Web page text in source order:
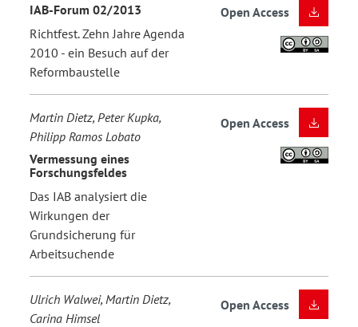
IAB-Forum 02/2013
Richtfest. Zehn Jahre Agenda
2010 - ein Besuch auf der
Reformbaustelle
Open Access
Martin Dietz, Peter Kupka,
Philipp Ramos Lobato
Vermessung eines
Forschungsfeldes
Das IAB analysiert die
Wirkungen der
Grundsicherung für
Arbeitsuchende
Open Access
Ulrich Walwei, Martin Dietz,
Carina Himsel
Open Access